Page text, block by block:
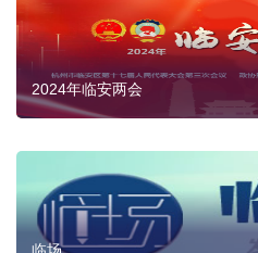
2024年临安两会